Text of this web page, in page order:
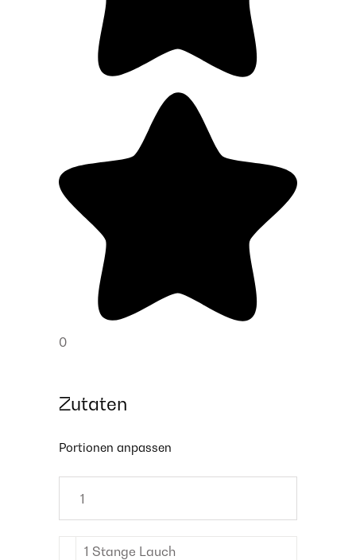
0
Zutaten
Portionen anpassen
1 Stange Lauch